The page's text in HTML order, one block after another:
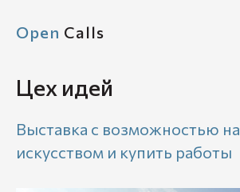
Open Calls
Цех идей
Выставка с возможностью
искусством и купить работы